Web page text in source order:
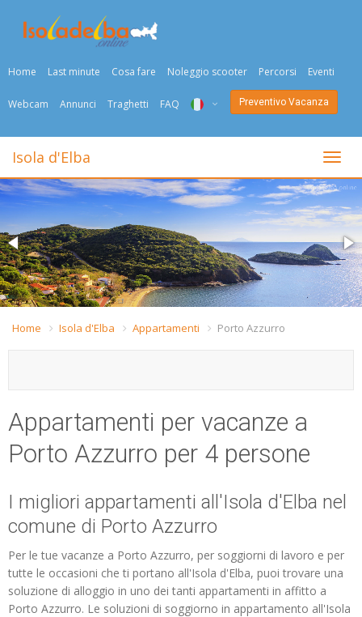
Home Last minute Cosa fare Noleggio scooter Percorsi Eventi
Webcam Annunci Traghetti FAQ
ENG
DEU
NED
FRA
DAN
SLO
Preventivo Vacanza
Togli
Isola d'Elba
Home Isola d'Elba Appartamenti Porto Azzurro
Appartamenti per vacanze a
Porto Azzurro per 4 persone
I migliori appartamenti all'Isola d'Elba nel
comune di Porto Azzurro
Per le tue vacanze a Porto Azzurro, per soggiorni di lavoro e per
tutte le occasioni che ti portano all'Isola d'Elba, puoi trovare una
soluzione di alloggio in uno dei tanti appartamenti in affitto a
Porto Azzurro. Le soluzioni di soggiorno in appartamento all'Isola